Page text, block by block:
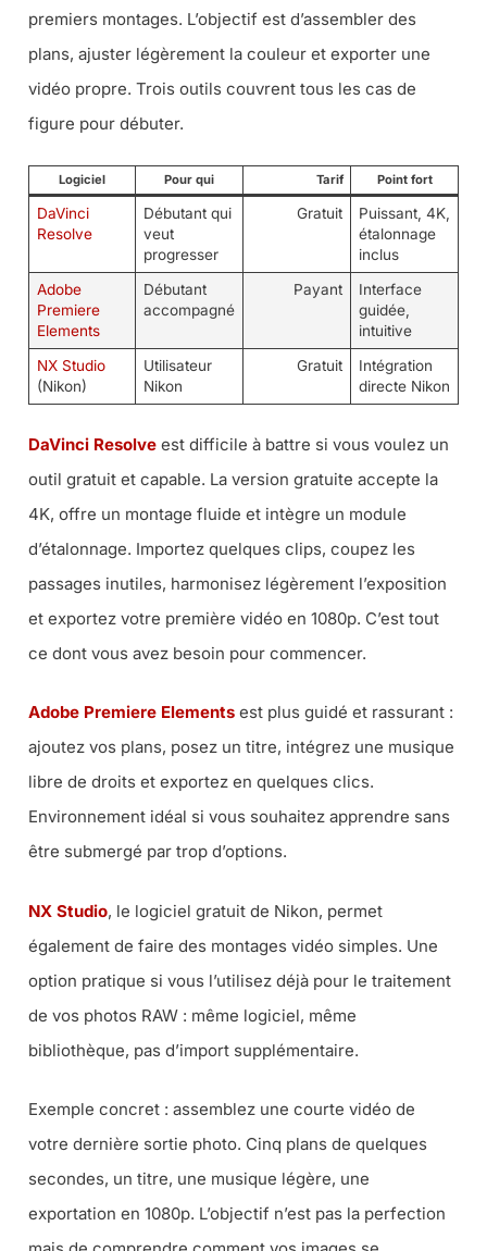
premiers montages. L’objectif est d’assembler des
plans, ajuster légèrement la couleur et exporter une
vidéo propre. Trois outils couvrent tous les cas de
figure pour débuter.
Logiciel Pour qui Tarif Point fort
DaVinci
Resolve
Débutant qui
veut
progresser
Gratuit
Puissant, 4K,
étalonnage
inclus
Adobe
Premiere
Elements
Débutant
accompagné
Payant
Interface
guidée,
intuitive
NX Studio
(Nikon)
Utilisateur
Nikon
Gratuit
Intégration
directe Nikon
DaVinci Resolve est difficile à battre si vous voulez un
outil gratuit et capable. La version gratuite accepte la
4K, offre un montage fluide et intègre un module
d’étalonnage. Importez quelques clips, coupez les
passages inutiles, harmonisez légèrement l’exposition
et exportez votre première vidéo en 1080p. C’est tout
ce dont vous avez besoin pour commencer.
Adobe Premiere Elements est plus guidé et rassurant :
ajoutez vos plans, posez un titre, intégrez une musique
libre de droits et exportez en quelques clics.
Environnement idéal si vous souhaitez apprendre sans
être submergé par trop d’options.
NX Studio, le logiciel gratuit de Nikon, permet
également de faire des montages vidéo simples. Une
option pratique si vous l’utilisez déjà pour le traitement
de vos photos RAW : même logiciel, même
bibliothèque, pas d’import supplémentaire.
Exemple concret : assemblez une courte vidéo de
votre dernière sortie photo. Cinq plans de quelques
secondes, un titre, une musique légère, une
exportation en 1080p. L’objectif n’est pas la perfection